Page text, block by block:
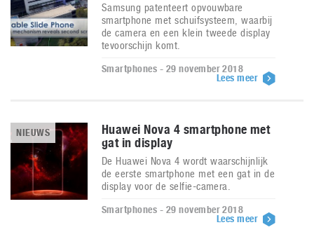
Samsung patenteert opvouwbare
smartphone met schuifsysteem, waarbij
de camera en een klein tweede display
tevoorschijn komt.
Smartphones - 29 november 2018
Lees meer
NIEUWS
Huawei Nova 4 smartphone met
gat in display
De Huawei Nova 4 wordt waarschijnlijk
de eerste smartphone met een gat in de
display voor de selfie-camera.
Smartphones - 29 november 2018
Lees meer